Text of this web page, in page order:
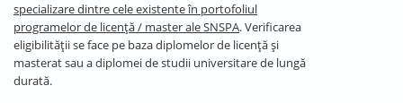
specializare dintre cele existente în portofoliul
programelor de licență / master ale SNSPA. Verificarea
eligibilității se face pe baza diplomelor de licență și
masterat sau a diplomei de studii universitare de lungă
durată.